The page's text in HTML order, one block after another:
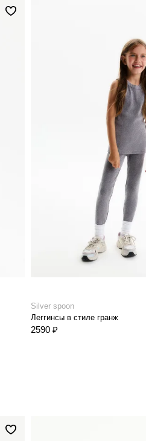
Silver spoon
Леггинсы в стиле гранж
2590 ₽